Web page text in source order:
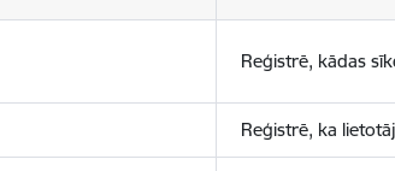
Reģistrē, kādas
Reģistrē, ka